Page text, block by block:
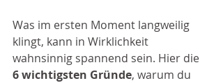
Was im ersten Moment langweilig
klingt, kann in Wirklichkeit
wahnsinnig spannend sein. Hier die
6 wichtigsten Gründe, warum du